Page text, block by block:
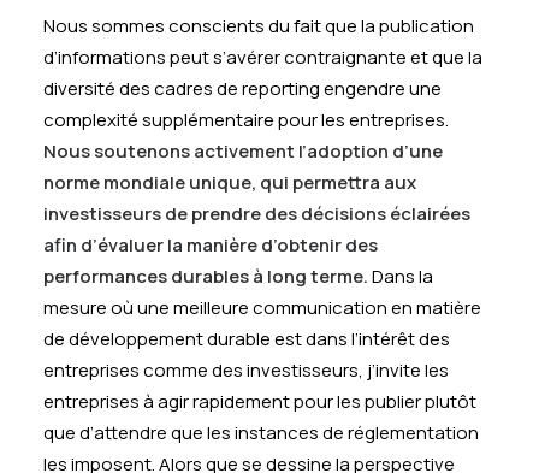
Nous sommes conscients du fait que la publication
d’informations peut s’avérer contraignante et que la
diversité des cadres de reporting engendre une
complexité supplémentaire pour les entreprises.
Nous soutenons activement l’adoption d’une
norme mondiale unique, qui permettra aux
investisseurs de prendre des décisions éclairées
afin d’évaluer la manière d’obtenir des
performances durables à long terme.Dans la
mesure où une meilleure communication en matière
de développement durable est dans l’intérêt des
entreprises comme des investisseurs, j’invite les
entreprises à agir rapidement pour les publier plutôt
que d’attendre que les instances de réglementation
les imposent. Alors que se dessine la perspective